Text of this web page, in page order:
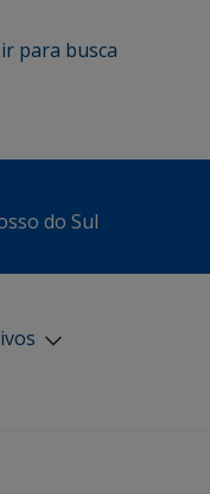
ir para busca
do Sul